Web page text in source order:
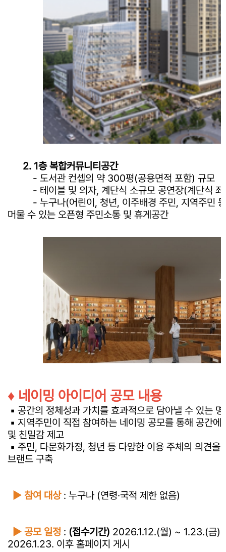
2. 1층 복합커뮤니티공간
- 도서관 컨셉의 약 300평(공용면적 포함) 규모
- 테이블 및 의자, 계단식 소규모 공연장(계단식 좌
- 누구나(어린이, 청년, 이주배경 주민, 지역주민
머물 수 있는 오픈형 주민소통 및 휴게공간
♦ 네이밍 아이디어 공모 내용
▪ 공간의 정체성과 가치를 효과적으로 담아낼 수 있는
▪ 지역주민이 직접 참여하는 네이밍 공모를 통해 공간에
및 친밀감 제고
▪ 주민, 다문화가정, 청년 등 다양한 이용 주체의 의견을
브랜드 구축
► 참여 대상: 누구나 (연령·국적 제한 없음)
► 공모 일정 : (접수기간) 2026.1.12.(월) ~ 1.23.(금)
2026.1.23. 이후 홈페이지 게시